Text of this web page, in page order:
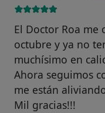
El Doctor Roa me
octubre y ya no
muchísimo en
Ahora seguimos
me están
Mil gracias!!!